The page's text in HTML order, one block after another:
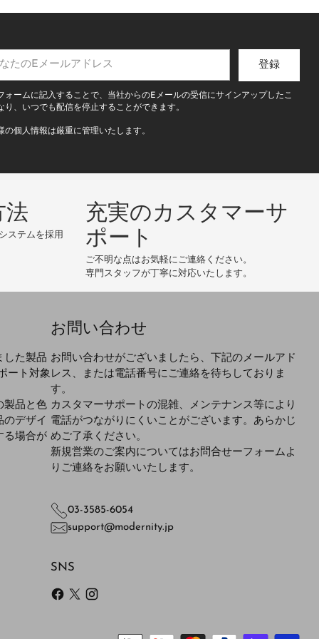
登録
ォームに記入することで、当社からのEメールの受信にサインアップしたこ
り、いつでも配信を停止することができます。
の個人情報は厳重に管理いたします。
法
ステムを採用
充実のカスタマーサ
ポート
ご不明な点はお気軽にご連絡ください。
専門スタッフが丁寧に対応いたします。
した製品
ート対象
製品と色
デザイ
る場合が
お問い合わせ
お問い合わせがございましたら、下記のメールアド
レス、または電話番号にご連絡を待ちしておりま
す。
カスタマーサポートの混雑、メンテナンス等により
電話がつながりにくいことがございます。あらかじ
めご了承ください。
新規営業のご案内についてはお問合せーフォームよ
りご連絡をお願いいたします。
03-3585-6054
support@modernity.jp
SNS